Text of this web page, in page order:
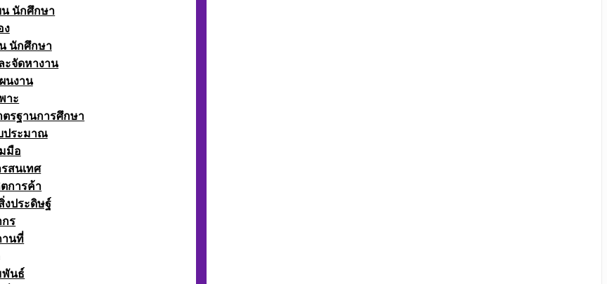
น นักศึกษา
ง
นักศึกษา
ะจัดหางาน
นงาน
าะ
รฐานการศึกษา
ประมาณ
มือ
สนเทศ
การค้า
งประดิษฐ์
กร
านที่
พันธ์